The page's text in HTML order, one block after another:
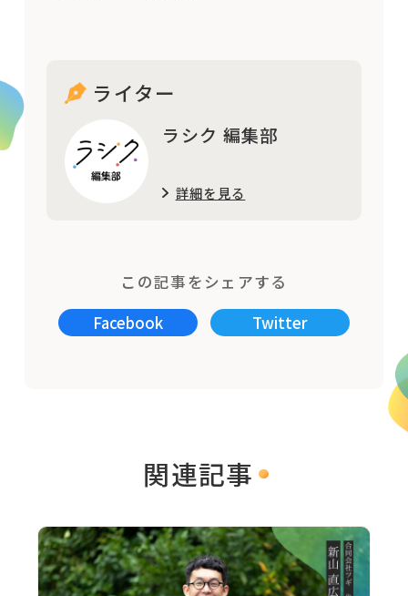
ライター
ラシク 編集部
詳細を見る
この記事をシェアする
Facebook
Twitter
関連記事